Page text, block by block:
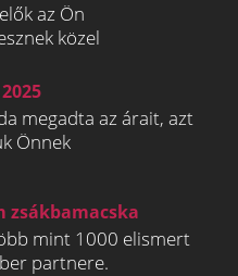
az Ön
közel
megadta az árait, azt
Önnek
zsákbamacska
mint 1000 elismert
partnere.